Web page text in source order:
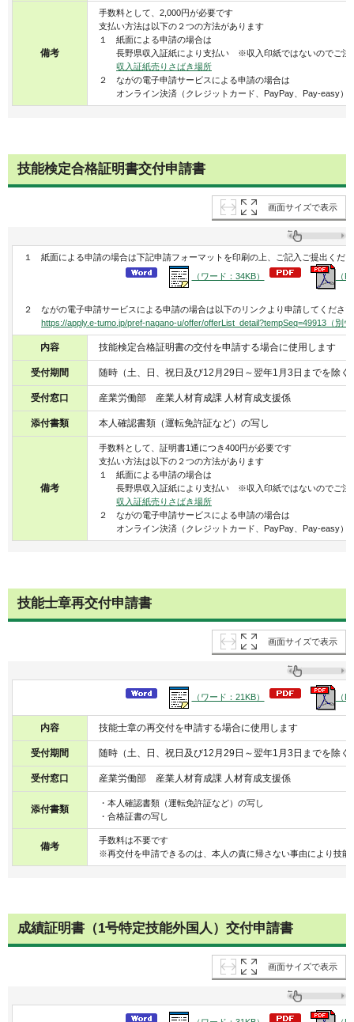
備考
手数料として、2,000円が必要です
支払い方法は以下の２つの方法があります
１ 紙面による申請の場合は
長野県収入証紙により支払い ※収入印紙ではないのでご注
収入証紙売りさばき場所
２ ながの電子申請サービスによる申請の場合は
オンライン決済（クレジットカード、PayPay、Pay-easy）
技能検定合格証明書交付申請書
画面サイズで表示
１ 紙面による申請の場合は下記申請フォーマットを印刷の上、ご記入ご提出くだ
（ワード：34KB）
（
２ ながの電子申請サービスによる申請の場合は以下のリンクより申請してください
https://apply.e-tumo.jp/pref-nagano-u/offer/offerList_detail?tempSeq=49913（別
内容 技能検定合格証明書の交付を申請する場合に使用します
受付期間 随時（土、日、祝日及び12月29日～翌年1月3日までを除く
受付窓口 産業労働部 産業人材育成課 人材育成支援係
添付書類 本人確認書類（運転免許証など）の写し
備考
手数料として、証明書1通につき400円が必要です
支払い方法は以下の２つの方法があります
１ 紙面による申請の場合は
長野県収入証紙により支払い ※収入印紙ではないのでご注
収入証紙売りさばき場所
２ ながの電子申請サービスによる申請の場合は
オンライン決済（クレジットカード、PayPay、Pay-easy）
技能士章再交付申請書
画面サイズで表示
（ワード：21KB） （
内容 技能士章の再交付を申請する場合に使用します
受付期間 随時（土、日、祝日及び12月29日～翌年1月3日までを除く
受付窓口 産業労働部 産業人材育成課 人材育成支援係
添付書類
・本人確認書類（運転免許証など）の写し
・合格証書の写し
備考
手数料は不要です
※再交付を申請できるのは、本人の責に帰さない事由により技
成績証明書（1号特定技能外国人）交付申請書
画面サイズで表示